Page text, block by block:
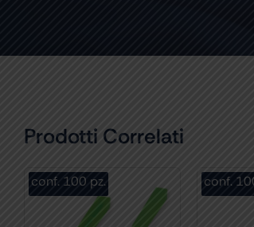
Prodotti Correlati
conf. 100 pz. conf.